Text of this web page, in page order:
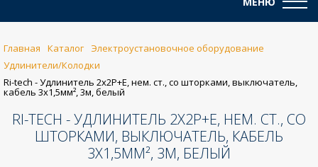
Главная Каталог
Электроустановочное оборудование
Удлинители/Колодки
Ri-tech - Удлинитель 2x2P+E, нем. ст., со шторками, выключатель,
кабель 3x1,5мм², 3м, белый
RI-TECH - УДЛИНИТЕЛЬ 2X2P+E, НЕМ. СТ., СО
ШТОРКАМИ, ВЫКЛЮЧАТЕЛЬ, КАБЕЛЬ
3X1,5ММ², 3М, БЕЛЫЙ